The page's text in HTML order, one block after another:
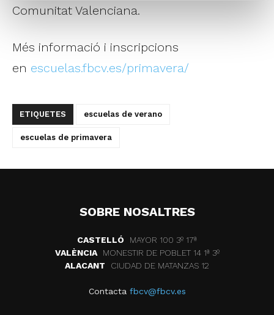
Comunitat Valenciana.
Més informació i inscripcions
en escuelas.fbcv.es/primavera/
ETIQUETES escuelas de verano
escuelas de primavera
SOBRE NOSALTRES
CASTELLÓ
MAYOR 100 3º 17ª
VALÈNCIA
MONESTIR DE POBLET 14 1ª 3º
ALACANT
CIUDAD DE MATANZAS 12
Contacta fbcv@fbcv.es